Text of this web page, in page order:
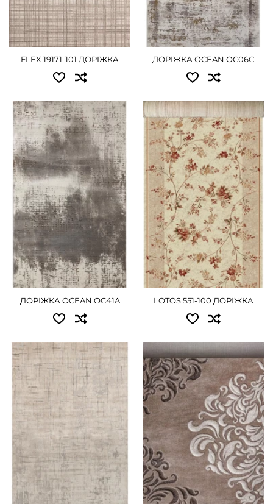
2.00x20.00 - 22500 грн
ДЕТАЛЬНІШЕ
FLEX 19171-101 ДОРІЖКА ДОРІЖКА OCEAN OC06C
Доступні розміри:
0.80 - 990 грн
1.00 - 1260 грн
1.20 - 1485 грн
1.50 - 1845 грн
ДЕТАЛЬНІШЕ
ДОРІЖКА OCEAN OC41A
Доступні розміри:
0.80x25.00 - 11700 грн
1.00x25.00 - 14625 грн
1.20x25.00 - 17550 грн
1.50x25.00 - 21960 грн
1.80x25.00 - 26325 грн
2.00x25.00 - 29250 грн
ДЕТАЛЬНІШЕ
LOTOS 551-100 ДОРІЖКА
Доступні розміри:
0.80 - 720 грн
1.00 - 900 грн
ДЕТАЛЬНІШЕ
Доступні розміри:
0.80x25.00 - 12600 грн
1.00x25.00 - 15750 грн
1.20x25.00 - 18900 грн
1.50x25.00 - 23625 грн
2.00x25.00 - 31500 грн